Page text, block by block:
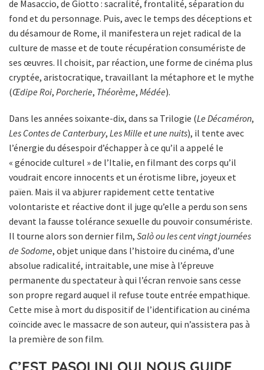
de Masaccio, de Giotto : sacralité, frontalité, séparation du
fond et du personnage. Puis, avec le temps des déceptions et
du désamour de Rome, il manifestera un rejet radical de la
culture de masse et de toute récupération consumériste de
ses œuvres. Il choisit, par réaction, une forme de cinéma plus
cryptée, aristocratique, travaillant la métaphore et le mythe
(Œdipe Roi, Porcherie, Théorème, Médée).
Dans les années soixante-dix, dans sa Trilogie (Le Décaméron,
Les Contes de Canterbury, Les Mille et une nuits), il tente avec
l’énergie du désespoir d’échapper à ce qu’il a appelé le
« génocide culturel » de l’Italie, en filmant des corps qu’il
voudrait encore innocents et un érotisme libre, joyeux et
païen. Mais il va abjurer rapidement cette tentative
volontariste et réactive dont il juge qu’elle a perdu son sens
devant la fausse tolérance sexuelle du pouvoir consumériste.
Il tourne alors son dernier film, Salò ou les cent vingt journées
de Sodome, objet unique dans l’histoire du cinéma, d’une
absolue radicalité, intraitable, une mise à l’épreuve
permanente du spectateur à qui l’écran renvoie sans cesse
son propre regard auquel il refuse toute entrée empathique.
Cette mise à mort du dispositif de l’identification au cinéma
coïncide avec le massacre de son auteur, qui n’assistera pas à
la première de son film.